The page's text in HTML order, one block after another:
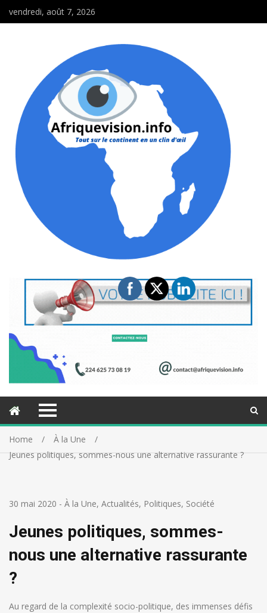
vendredi, août 7, 2026
Home
À la Une
Jeunes politiques, sommes-nous une alternative rassurante ?
30 mai 2020 - À la Une, Actualités, Politiques, Société
Jeunes politiques, sommes-
nous une alternative rassurante
?
Au regard de la complexité socio-politique, des immenses défis